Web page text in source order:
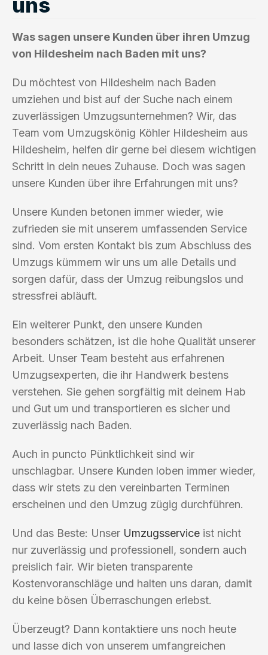
Was sagen unsere Kunden über ihren Umzug
von Hildesheim nach Baden mit uns?
Du möchtest von Hildesheim nach Baden
umziehen und bist auf der Suche nach einem
zuverlässigen Umzugsunternehmen? Wir, das
Team vom Umzugskönig Köhler Hildesheim aus
Hildesheim, helfen dir gerne bei diesem wichtigen
Schritt in dein neues Zuhause. Doch was sagen
unsere Kunden über ihre Erfahrungen mit uns?
Unsere Kunden betonen immer wieder, wie
zufrieden sie mit unserem umfassenden Service
sind. Vom ersten Kontakt bis zum Abschluss des
Umzugs kümmern wir uns um alle Details und
sorgen dafür, dass der Umzug reibungslos und
stressfrei abläuft.
Ein weiterer Punkt, den unsere Kunden
besonders schätzen, ist die hohe Qualität unserer
Arbeit. Unser Team besteht aus erfahrenen
Umzugsexperten, die ihr Handwerk bestens
verstehen. Sie gehen sorgfältig mit deinem Hab
und Gut um und transportieren es sicher und
zuverlässig nach Baden.
Auch in puncto Pünktlichkeit sind wir
unschlagbar. Unsere Kunden loben immer wieder,
dass wir stets zu den vereinbarten Terminen
erscheinen und den Umzug zügig durchführen.
Und das Beste: Unser Umzugsservice ist nicht
nur zuverlässig und professionell, sondern auch
preislich fair. Wir bieten transparente
Kostenvoranschläge und halten uns daran, damit
du keine bösen Überraschungen erlebst.
Überzeugt? Dann kontaktiere uns noch heute
und lasse dich von unserem umfangreichen